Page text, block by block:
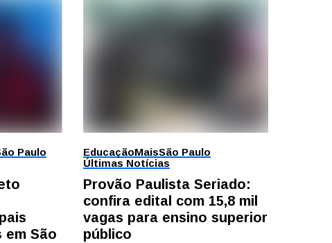
Paulo
em São
EducaçãoMaisSão Paulo
Últimas Notícias
Provão Paulista Seriado:
confira edital com 15,8 mil
vagas para ensino superior
público